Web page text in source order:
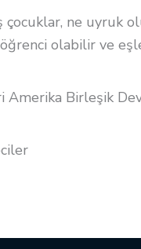
çocuklar, ne
olabilir ve
Amerika Birleşik